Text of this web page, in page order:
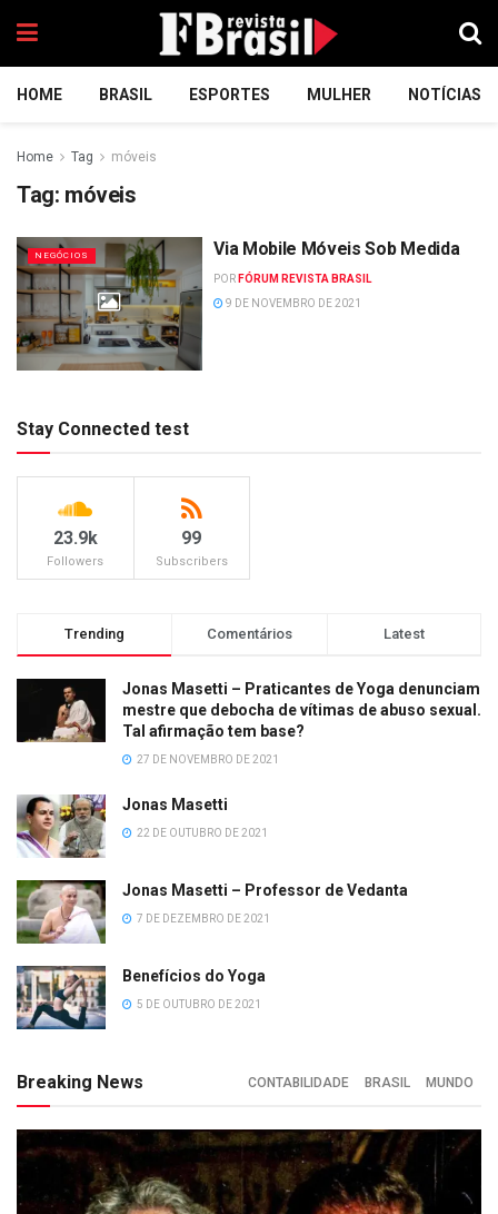
HOME BRASIL ESPORTES MULHER NOTÍCIAS
Home Tag móveis
Tag: móveis
NEGÓCIOS Via Mobile Móveis Sob Medida
POR FÓRUM REVISTA BRASIL
9 DE NOVEMBRO DE 2021
Stay Connected test
23.9k
Followers
99
Subscribers
Trending Comentários Latest
Jonas Masetti – Praticantes de Yoga denunciam
mestre que debocha de vítimas de abuso sexual.
Tal afirmação tem base?
27 DE NOVEMBRO DE 2021
Jonas Masetti
22 DE OUTUBRO DE 2021
Jonas Masetti – Professor de Vedanta
7 DE DEZEMBRO DE 2021
Benefícios do Yoga
5 DE OUTUBRO DE 2021
Breaking News CONTABILIDADE BRASIL MUNDO